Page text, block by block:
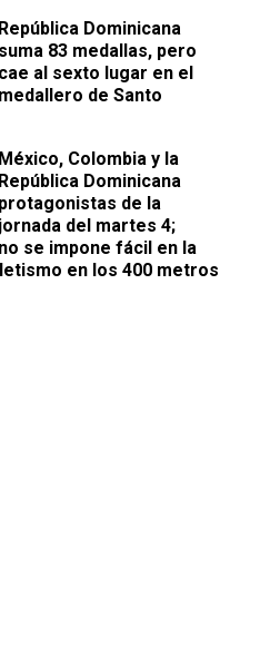
República Dominicana
suma 83 medallas, pero
cae al sexto lugar en el
medallero de Santo
México, Colombia y la
República Dominicana
protagonistas de la
jornada del martes 4;
se impone fácil en la
en los 400 metros